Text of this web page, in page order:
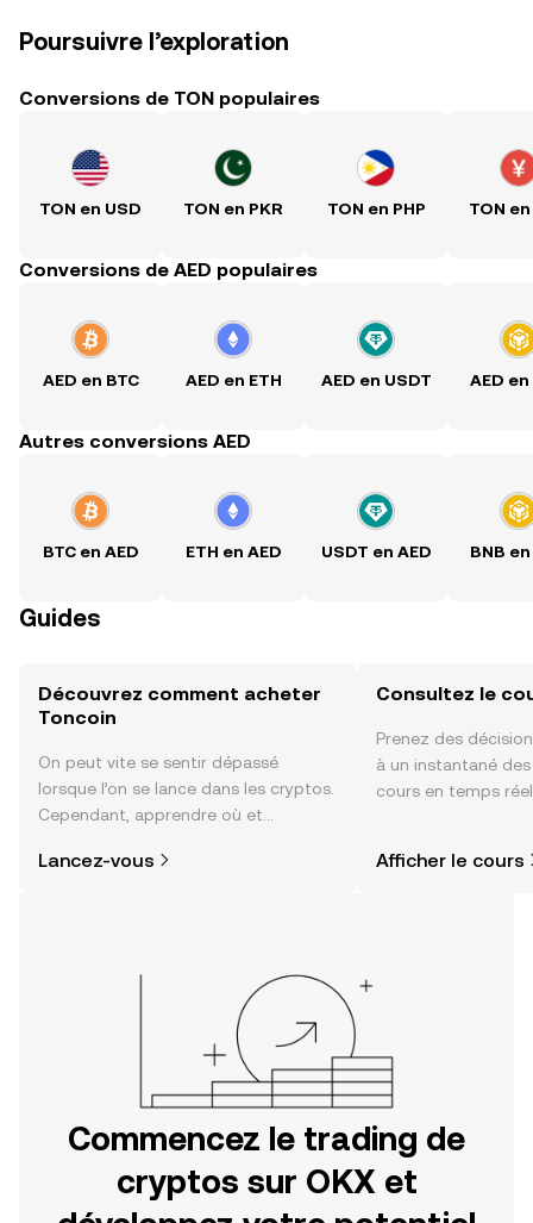
Poursuivre l’exploration
Conversions de TON populaires
TON en USD TON en PKR TON en PHP TON en
Conversions de AED populaires
AED en BTC AED en ETH AED en USDT AED en
Autres conversions AED
BTC en AED ETH en AED USDT en AED BNB en
Guides
Découvrez comment acheter
Toncoin
On peut vite se sentir dépassé
lorsque l’on se lance dans les cryptos.
Cependant, apprendre où et
plus simple que vous ne l’imaginez.
Lancez-vous
Consultez le
Prenez des
à un instantané
cours en temps
Afficher le cours
Commencez le trading de
cryptos sur OKX et